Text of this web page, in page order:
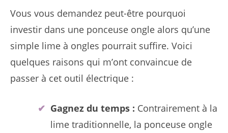
Vous vous demandez peut-être pourquoi
investir dans une ponceuse ongle alors qu’une
simple lime à ongles pourrait suffire. Voici
quelques raisons qui m’ont convaincue de
passer à cet outil électrique :
Gagnez du temps : Contrairement à la
lime traditionnelle, la ponceuse ongle